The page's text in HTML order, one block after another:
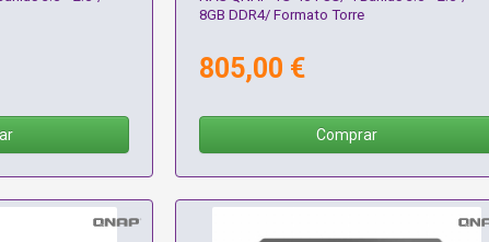
8GB DDR4/ Formato Torre
805,00 €
Comprar